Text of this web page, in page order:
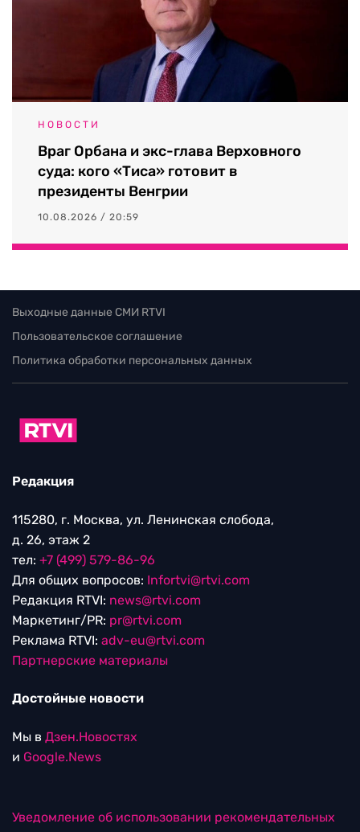
НОВОСТИ
Враг Орбана и экс-глава Верховного
суда: кого «Тиса» готовит в
президенты Венгрии
10.08.2026 / 20:59
Выходные данные СМИ RTVI
Пользовательское соглашение
Политика обработки персональных данных
Редакция
115280, г. Москва, ул. Ленинская слобода,
д. 26, этаж 2
тел: +7 (499) 579-86-96
Для общих вопросов: Infortvi@rtvi.com
Редакция RTVI: news@rtvi.com
Маркетинг/PR: pr@rtvi.com
Реклама RTVI: adv-eu@rtvi.com
Партнерские материалы
Достойные новости
Мы в Дзен.Новостях
и Google.News
Уведомление об использовании рекомендательных